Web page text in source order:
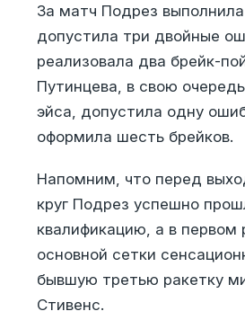
За матч Подрез выполнила
допустила три двойные
реализовала два брейк-
Путинцева, в свою
эйса, допустила одну
оформила шесть брейков.
Напомним, что перед
круг Подрез успешно
квалификацию, а в первом
основной сетки
бывшую третью ракетку
Стивенс.